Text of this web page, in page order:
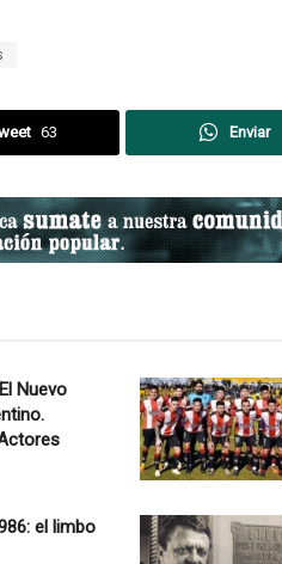
63 Enviar
Nuevo
el limbo